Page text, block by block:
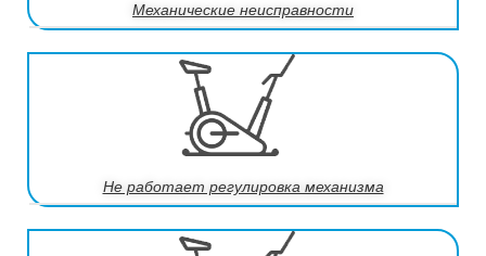
Механические неисправности
Не работает регулировка механизма